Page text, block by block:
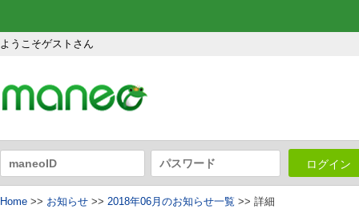
ようこそゲストさん
ログイン
Home >> お知らせ >> 2018年06月のお知らせ一覧 >> 詳細